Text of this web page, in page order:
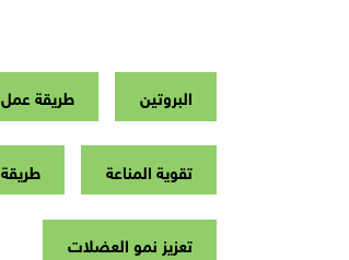
البروتين طريقة عمل
تقوية المناعة
تعزيز نمو العضلات